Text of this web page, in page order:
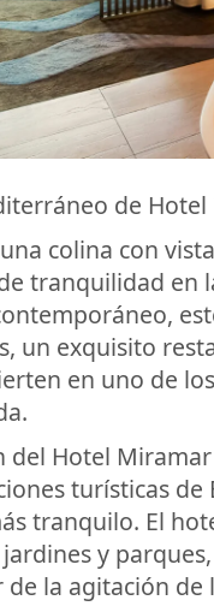
de
colina con
tranquilidad en
un exquisito
en uno de
del Hotel
turísticas
tranquilo. El
y
de la agitación de